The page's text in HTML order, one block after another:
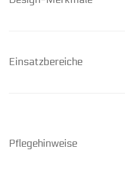
Einsatzbereiche
Pflegehinweise